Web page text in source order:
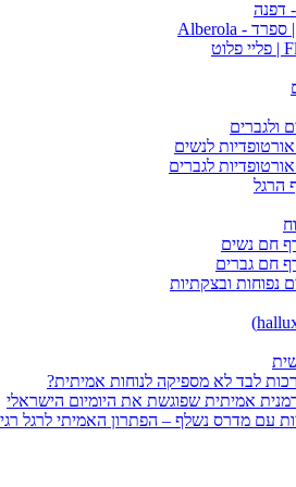
ולגברים
לנשים
לגברים
הרגל
חם נשים
חם גברים
נפוחות ובצקתיות
לבד לא מספיקה לנוחות אמיתית?
עם מדרס נשלף – הפתרון האמיתי לרגל